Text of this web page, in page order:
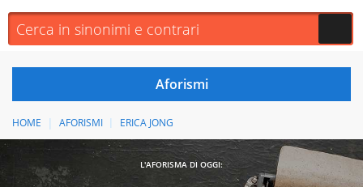
HOME AFORISMI ERICA JONG
L'AFORISMA DI OGGI: